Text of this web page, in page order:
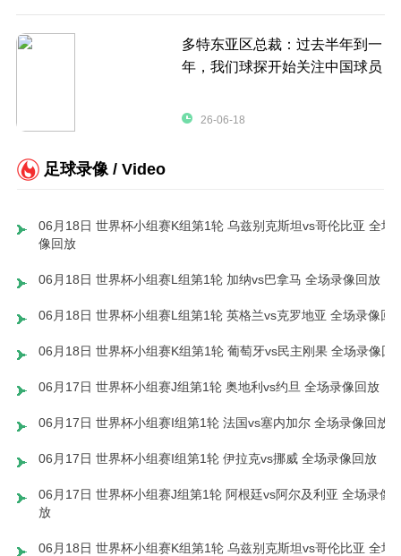
多特东亚区总裁：过去半年到一
年，我们球探开始关注中国球员
26-06-18
足球录像 / Video
06月18日 世界杯小组赛K组第1轮 乌兹别克斯坦vs哥伦比亚 全场
像回放
06月18日 世界杯小组赛L组第1轮 加纳vs巴拿马 全场录像回放
06月18日 世界杯小组赛L组第1轮 英格兰vs克罗地亚 全场录像回
06月18日 世界杯小组赛K组第1轮 葡萄牙vs民主刚果 全场录像回
06月17日 世界杯小组赛J组第1轮 奥地利vs约旦 全场录像回放
06月17日 世界杯小组赛I组第1轮 法国vs塞内加尔 全场录像回放
06月17日 世界杯小组赛I组第1轮 伊拉克vs挪威 全场录像回放
06月17日 世界杯小组赛J组第1轮 阿根廷vs阿尔及利亚 全场录像
放
06月18日 世界杯小组赛K组第1轮 乌兹别克斯坦vs哥伦比亚 全场